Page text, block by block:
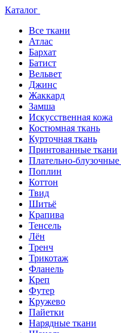
Каталог
Все ткани
Атлас
Бархат
Батист
Вельвет
Джинс
Жаккард
Замша
Искусственная кожа
Костюмная ткань
Курточная ткань
Принтованные ткани
Плательно-блузочные
Поплин
Коттон
Твид
Шитьё
Крапива
Тенсель
Лён
Тренч
Трикотаж
Фланель
Креп
Футер
Кружево
Пайетки
Нарядные ткани